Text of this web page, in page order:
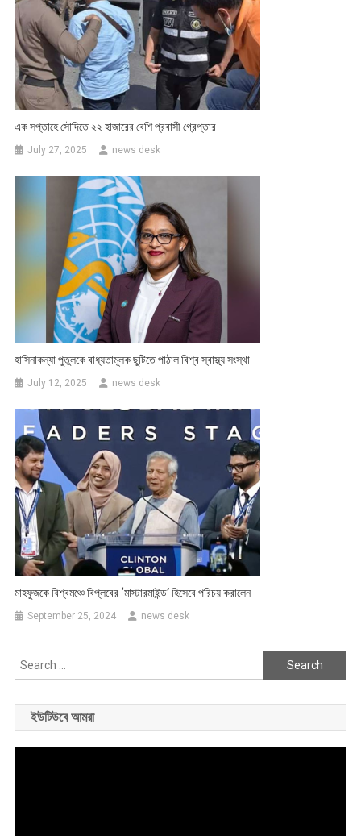
এক সপ্তাহে সৌদিতে ২২ হাজারের বেশি প্রবাসী গ্রেপ্তার
July 27, 2025 news desk
হাসিনাকন্যা পুতুলকে বাধ্যতামূলক ছুটিতে পাঠাল বিশ্ব স্বাস্থ্য সংস্থা
July 12, 2025 news desk
মাহফুজকে বিশ্বমঞ্চে বিপ্লবের ‘মাস্টারমাইন্ড’ হিসেবে পরিচয় করালেন
September 25, 2024 news desk
Search
for:
ইউটিউবে আমরা